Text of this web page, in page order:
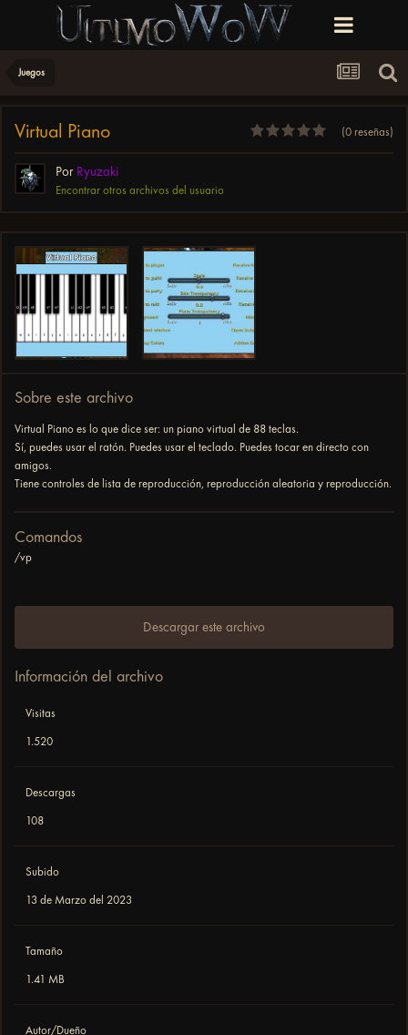
Juegos
Virtual Piano (0 reseñas)
Por Ryuzaki
Encontrar otros archivos del usuario
Sobre este archivo
Virtual Piano es lo que dice ser: un piano virtual de 88 teclas.
Sí, puedes usar el ratón. Puedes usar el teclado. Puedes tocar en directo con
amigos.
Tiene controles de lista de reproducción, reproducción aleatoria y reproducción.
Comandos
/vp
Descargar este archivo
Información del archivo
Visitas
1.520
Descargas
108
Subido
13 de Marzo del 2023
Tamaño
1.41 MB
Autor/Dueño